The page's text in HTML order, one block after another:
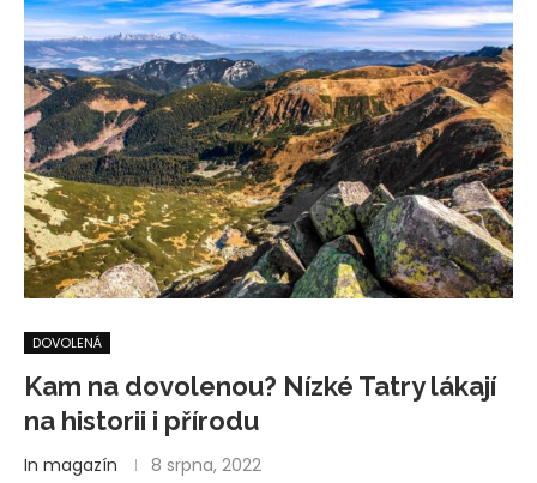
DOVOLENÁ
Kam na dovolenou? Nízké Tatry lákají
na historii i přírodu
In magazín 8 srpna, 2022